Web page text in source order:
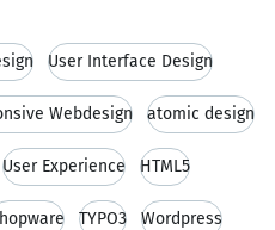
User Interface Design
Webdesign atomic design
User Experience HTML5
TYPO3 Wordpress